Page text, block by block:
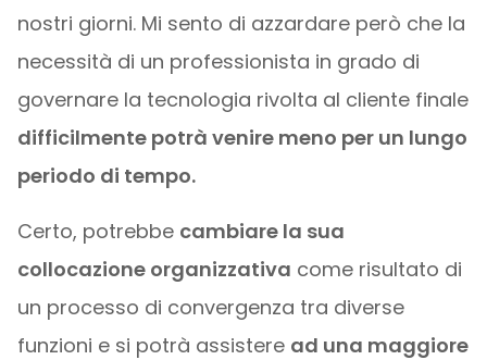
nostri giorni. Mi sento di azzardare però che la
necessità di un professionista in grado di
governare la tecnologia rivolta al cliente finale
difficilmente potrà venire meno per un lungo
periodo di tempo.
Certo, potrebbe cambiare la sua
collocazione organizzativa come risultato di
un processo di convergenza tra diverse
funzioni e si potrà assistere ad una maggiore